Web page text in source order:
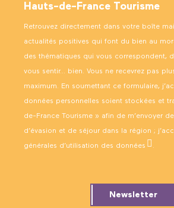
Hauts-de-France Tourisme
Retrouvez directement dans votre boîte
actualités positives qui font du bien au
des thématiques qui vous correspondent,
vous sentir… bien. Vous ne recevrez pas
maximum. En soumettant ce formulaire,
données personnelles soient stockées et
de-France Tourisme » afin de m’envoyer
d’évasion et de séjour dans la région ;
générales d’utilisation des données .
Newsletter